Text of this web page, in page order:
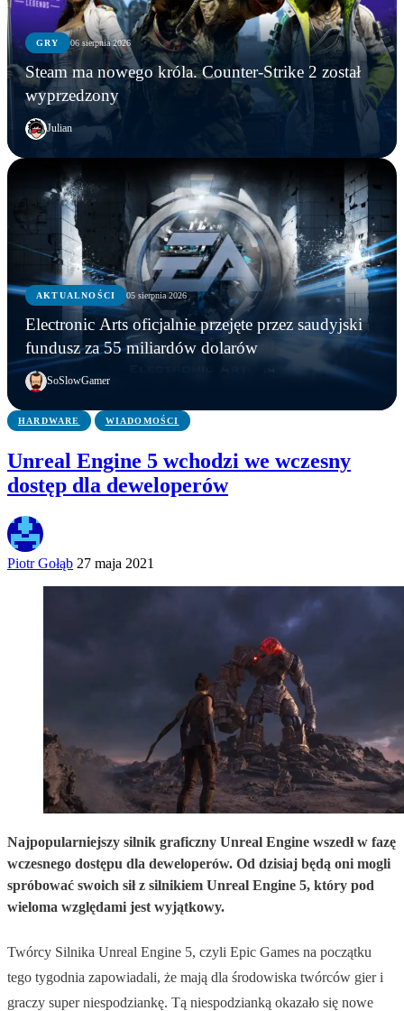
GRY 06 sierpnia 2026
Steam ma nowego króla. Counter-Strike 2 został
wyprzedzony
Julian
AKTUALNOŚCI 05 sierpnia 2026
Electronic Arts oficjalnie przejęte przez saudyjski
fundusz za 55 miliardów dolarów
SoSlowGamer
AKTUALNOŚCI
Młodzi gracze nie wpadli w nałóg multiplayerów.
Statystyki Capcomu przywracają wiarę w młode
pokolenie
GRY
Steam ma nowego króla. Counter-Strike 2 został
wyprzedzony
AKTUALNOŚCI
Electronic Arts oficjalnie przejęte przez saudyjski
fundusz za 55 miliardów dolarów
HARDWARE WIADOMOŚCI
Unreal Engine 5 wchodzi we wczesny
dostęp dla deweloperów
Piotr Gołąb 27 maja 2021
Najpopularniejszy silnik graficzny Unreal Engine wszedł w fazę
wczesnego dostępu dla deweloperów. Od dzisiaj będą oni mogli
spróbować swoich sił z silnikiem Unreal Engine 5, który pod
wieloma względami jest wyjątkowy.
Twórcy Silnika Unreal Engine 5, czyli Epic Games na początku
tego tygodnia zapowiadali, że mają dla środowiska twórców gier i
graczy super niespodziankę. Tą niespodzianką okazało się nowe